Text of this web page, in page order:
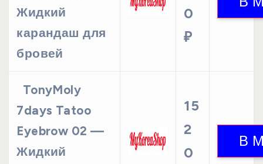
Жидкий
карандаш для
бровей
0
₽
TonyMoly
7days Tatoo
Eyebrow 02 —
Жидкий
15
2
0